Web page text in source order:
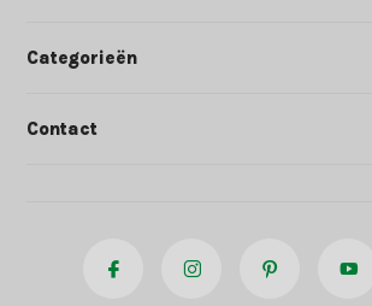
Categorieën
Contact